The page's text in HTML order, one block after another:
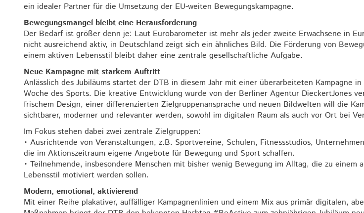
ein idealer Partner für die Umsetzung der EU-weiten Bewegungskampagne.
Bewegungsmangel bleibt eine Herausforderung
Der Bedarf ist größer denn je: Laut Eurobarometer ist mehr als jeder zweite Erwachsene in
nicht ausreichend aktiv, in Deutschland zeigt sich ein ähnliches Bild. Die Förderung von
einem aktiven Lebensstil bleibt daher eine zentrale gesellschaftliche Aufgabe.
Neue Kampagne mit starkem Auftritt
Anlässlich des Jubiläums startet der DTB in diesem Jahr mit einer überarbeiteten Kampagne in
Woche des Sports. Die kreative Entwicklung wurde von der Berliner Agentur DieckertJones
frischem Design, einer differenzierten Zielgruppenansprache und neuen Bildwelten will die
sichtbarer, moderner und relevanter werden, sowohl im digitalen Raum als auch vor Ort bei
Im Fokus stehen dabei zwei zentrale Zielgruppen:
• Ausrichtende von Veranstaltungen, z.B. Sportvereine, Schulen, Fitnessstudios,
die im Aktionszeitraum eigene Angebote für Bewegung und Sport schaffen.
• Teilnehmende, insbesondere Menschen mit bisher wenig Bewegung im Alltag, die zu einem
Lebensstil motiviert werden sollen.
Modern, emotional, aktivierend
Mit einer Reihe plakativer, auffälliger Kampagnenlinien und einem Mix aus primär digitalen,